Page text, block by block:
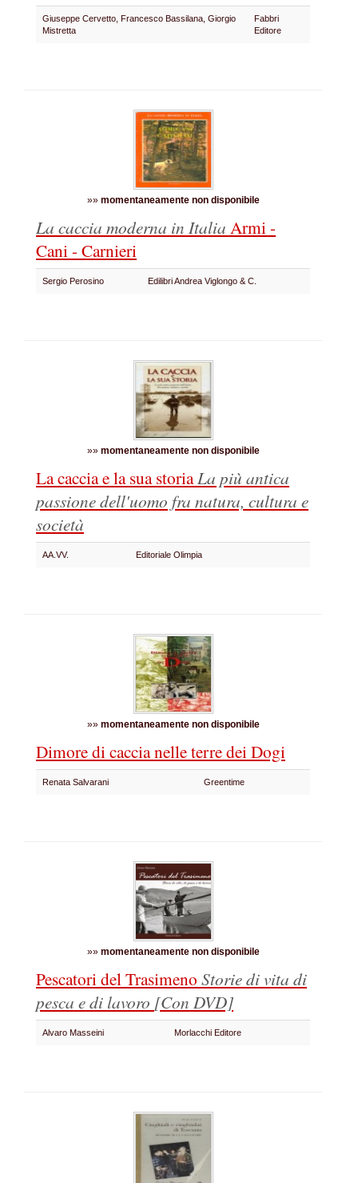
Giuseppe Cervetto, Francesco Bassilana, Giorgio
Mistretta
Fabbri
Editore
»» momentaneamente non disponibile
La caccia moderna in Italia Armi -
Cani - Carnieri
Sergio Perosino Edilibri Andrea Viglongo & C.
»» momentaneamente non disponibile
La caccia e la sua storiaLa più antica
passione dell'uomo fra natura, cultura e
società
AA.VV. Editoriale Olimpia
»» momentaneamente non disponibile
Dimore di caccia nelle terre dei Dogi
Renata Salvarani Greentime
»» momentaneamente non disponibile
Pescatori del Trasimeno Storie di vita di
pesca e di lavoro [Con DVD]
Alvaro Masseini Morlacchi Editore